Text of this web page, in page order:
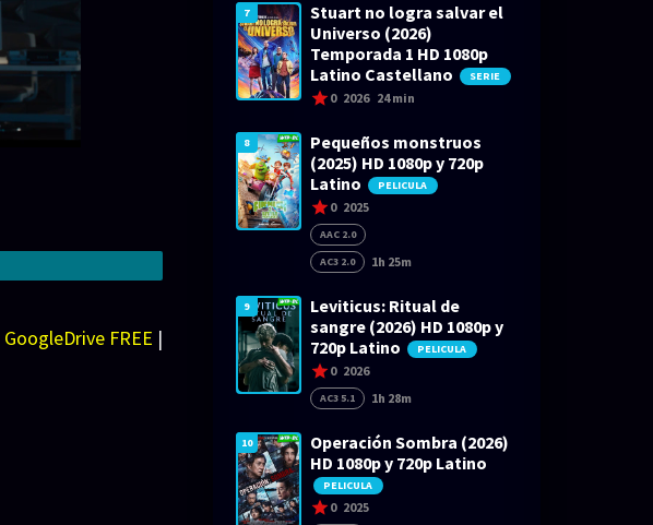
GoogleDrive FREE |
7
Stuart no logra salvar el
Universo (2026)
Temporada 1 HD 1080p
Latino Castellano
SERIE
0 2026 24 min
8
Pequeños monstruos
(2025) HD 1080p y 720p
Latino
PELICULA
0 2025
AAC 2.0
AC3 2.0
1h 25m
9
Leviticus: Ritual de
sangre (2026) HD 1080p y
720p Latino
PELICULA
0 2026
AC3 5.1 1h 28m
10
Operación Sombra (2026)
HD 1080p y 720p Latino
PELICULA
0 2025